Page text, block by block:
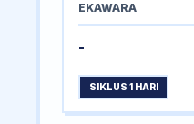
EKAWARA
-
SIKLUS 1 HARI